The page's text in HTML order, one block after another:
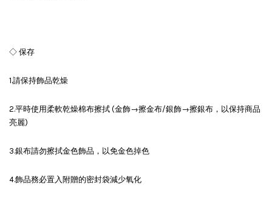
◇ 保存
1.請保持飾品乾燥
2.平時使用柔軟乾燥棉布擦拭 (金飾→擦金布/銀飾→擦銀布，以保持商品
亮麗)
3.銀布請勿擦拭金色飾品，以免金色掉色
4.飾品務必置入附贈的密封袋減少氧化